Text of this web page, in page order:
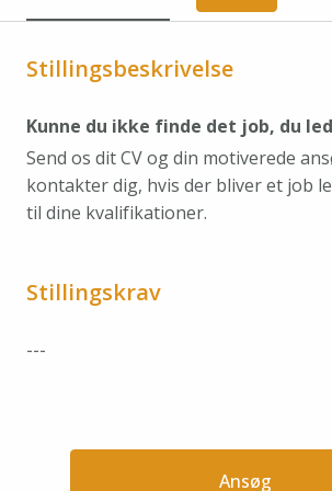
Stillingsbeskrivelse
Kunne du ikke finde det job, du
Send os dit CV og din motiverede
kontakter dig, hvis der bliver et job
til dine kvalifikationer.
Stillingskrav
---
Ansøg